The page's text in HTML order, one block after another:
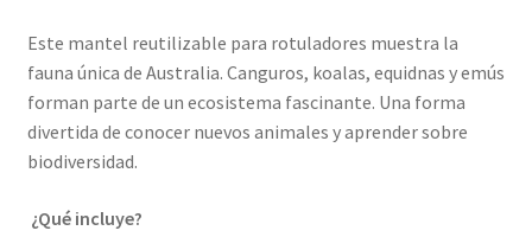
Este mantel reutilizable para rotuladores muestra la
fauna única de Australia. Canguros, koalas, equidnas y emús
forman parte de un ecosistema fascinante. Una forma
divertida de conocer nuevos animales y aprender sobre
biodiversidad.
¿Qué incluye?